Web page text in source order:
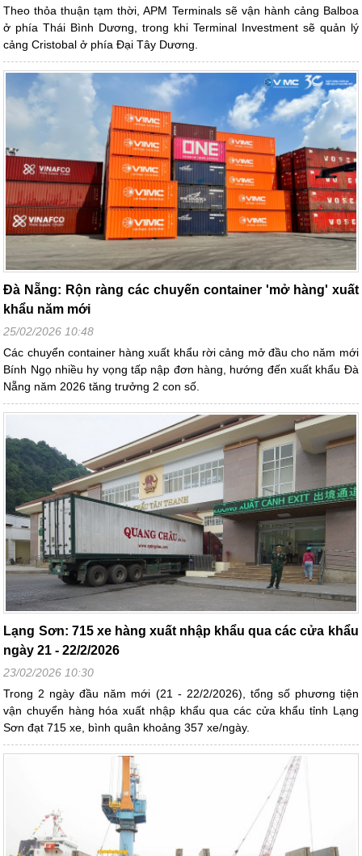
Theo thỏa thuận tạm thời, APM Terminals sẽ vận hành cảng Balboa
ở phía Thái Bình Dương, trong khi Terminal Investment sẽ quản lý
cảng Cristobal ở phía Đại Tây Dương.
Đà Nẵng: Rộn ràng các chuyến container 'mở hàng' xuất
khẩu năm mới
25/02/2026 10:48
Các chuyển container hàng xuất khẩu rời cảng mở đầu cho năm mới
Bính Ngọ nhiều hy vọng tấp nập đơn hàng, hướng đến xuất khẩu Đà
Nẵng năm 2026 tăng trưởng 2 con số.
Lạng Sơn: 715 xe hàng xuất nhập khẩu qua các cửa khẩu
ngày 21 - 22/2/2026
23/02/2026 10:30
Trong 2 ngày đầu năm mới (21 - 22/2/2026), tổng số phương tiện
vận chuyển hàng hóa xuất nhập khẩu qua các cửa khẩu tỉnh Lạng
Sơn đạt 715 xe, bình quân khoảng 357 xe/ngày.